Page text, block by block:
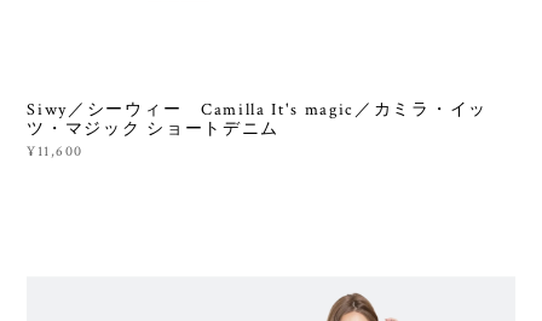
Siwy／シーウィー Camilla It's magic／カミラ・イッ
ツ・マジック ショートデニム
¥11,600